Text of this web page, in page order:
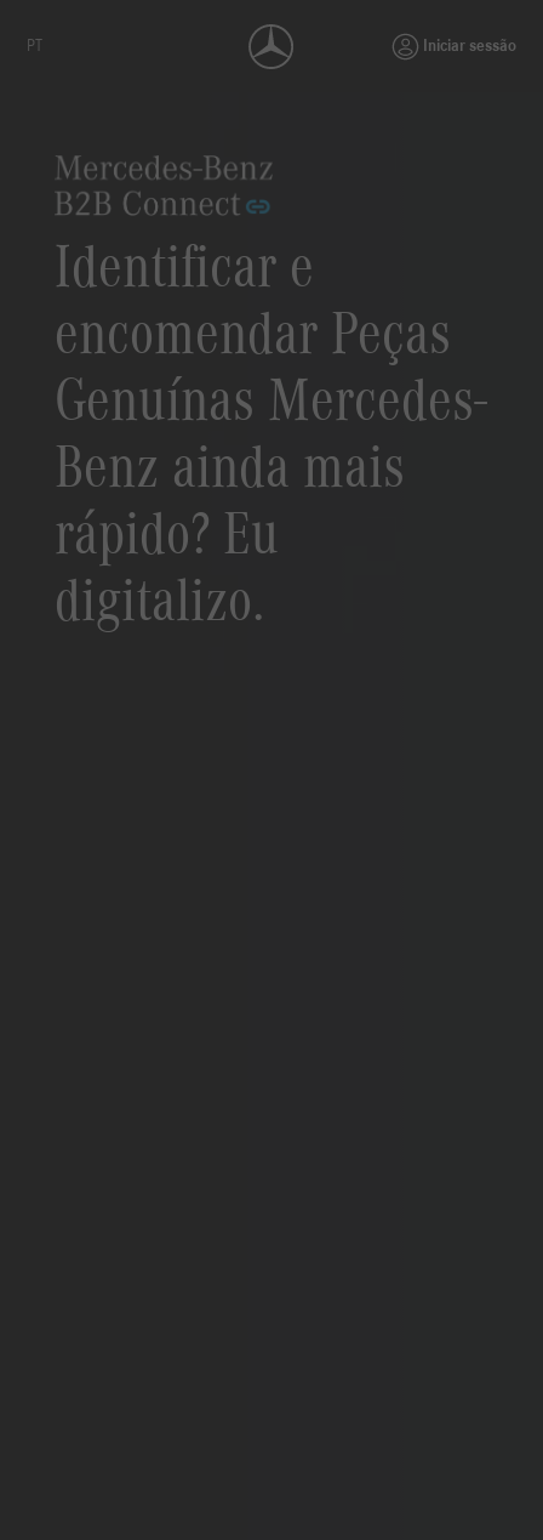
PT Iniciar sessão
Identificar e
encomendar Peças
Genuínas Mercedes-
Benz ainda mais
rápido? Eu
digitalizo.